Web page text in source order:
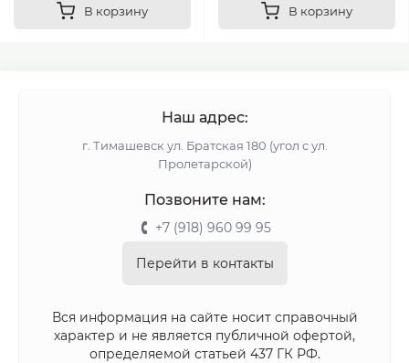
В корзину В корзину
Наш адрес:
г. Тимашевск ул. Братская 180 (угол с ул.
Пролетарской)
Позвоните нам:
+7 (918) 960 99 95
Перейти в контакты
Вся информация на сайте носит справочный
характер и не является публичной офертой,
определяемой статьей 437 ГК РФ.